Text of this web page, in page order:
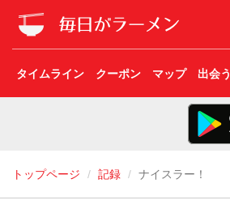
タイムライン クーポン マップ 出会う
トップページ 記録 ナイスラー！